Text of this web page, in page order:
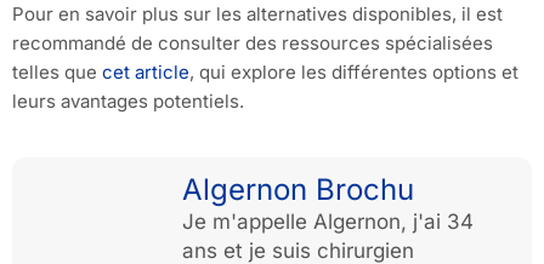
Pour en savoir plus sur les alternatives disponibles, il est
recommandé de consulter des ressources spécialisées
telles que cet article, qui explore les différentes options et
leurs avantages potentiels.
Algernon Brochu
Je m'appelle Algernon, j'ai 34
ans et je suis chirurgien